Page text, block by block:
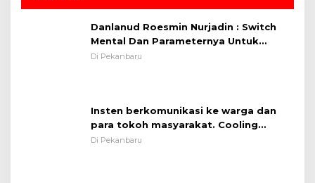
Danlanud Roesmin Nurjadin : Switch
Mental Dan Parameternya Untuk
Melaksanakan ✈
Di Pekanbaru
Insten berkomunikasi ke warga dan
para tokoh masyarakat. Cooling
System OMP LK ²024 Polsek Rumbai,
Di Pekanbaru